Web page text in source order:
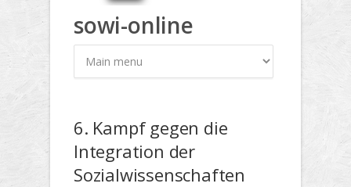
sowi-online
6. Kampf gegen die
Integration der
Sozialwissenschaften